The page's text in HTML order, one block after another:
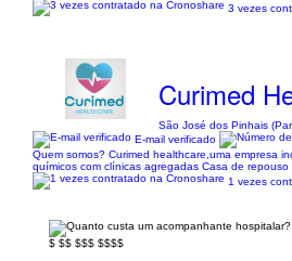
3 vezes
Curimed
São José dos Pinhais
E-mail verificado
Quem somos? Curimed healthcare,uma empresa
químicos com clínicas agregadas Casa de
1 vezes
$ $$ $$$ $$$$